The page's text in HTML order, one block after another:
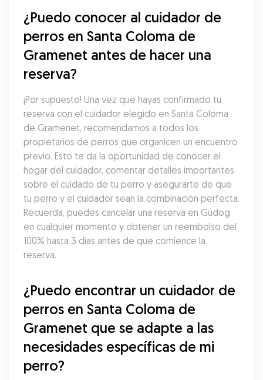
¿Puedo conocer al cuidador de
perros en Santa Coloma de
Gramenet antes de hacer una
reserva?
¡Por supuesto! Una vez que hayas confirmado tu
reserva con el cuidador elegido en Santa Coloma
de Gramenet, recomendamos a todos los
propietarios de perros que organicen un encuentro
previo. Esto te da la oportunidad de conocer el
hogar del cuidador, comentar detalles importantes
sobre el cuidado de tu perro y asegurarte de que
tu perro y el cuidador sean la combinación perfecta.
Recuerda, puedes cancelar una reserva en Gudog
en cualquier momento y obtener un reembolso del
100% hasta 3 días antes de que comience la
reserva.
¿Puedo encontrar un cuidador de
perros en Santa Coloma de
Gramenet que se adapte a las
necesidades específicas de mi
perro?